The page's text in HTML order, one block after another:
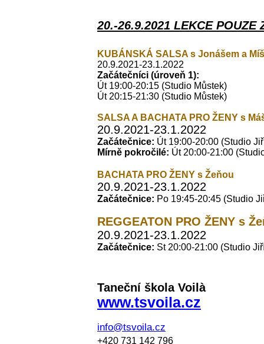
20.-26.9.2021 LEKCE POUZE
KUBÁNSKÁ SALSA s Jonášem a
20.9.2021-23.1.2022
Začátečníci (úroveň 1):
Út 19:00-20:15 (Studio Můstek)
Út 20:15-21:30 (Studio Můstek)
SALSA A BACHATA PRO ŽENY s
20.9.2021-23.1.2022
Začátečnice: Út 19:00-20:00 (Studio
Mírně pokročilé: Út 20:00-21:00
BACHATA PRO ŽENY s Žeňou
20.9.2021-23.1.2022
Začátečnice: Po 19:45-20:45 (Studio
REGGEATON PRO ŽENY s
20.9.2021-23.1.2022
Začátečnice: St20:00-21:00 (Studio
Taneční škola Voilà
www.tsvoila.cz
info@tsvoila.cz
+420 731 142 796